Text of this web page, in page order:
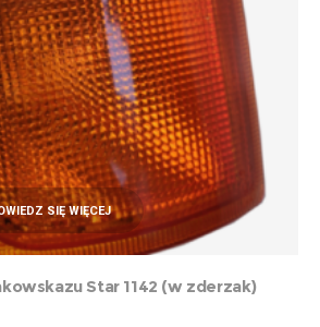
SIĘ WIĘCEJ
Star 1142 (w zderzak)